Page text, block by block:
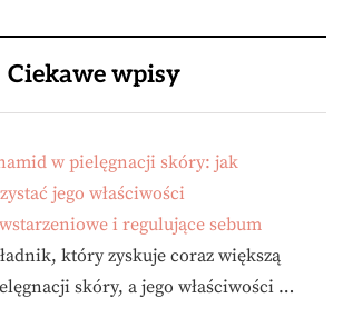
Ciekawe wpisy
w pielęgnacji skóry: jak
jego właściwości
i regulujące sebum
który zyskuje coraz większą
skóry, a jego właściwości …